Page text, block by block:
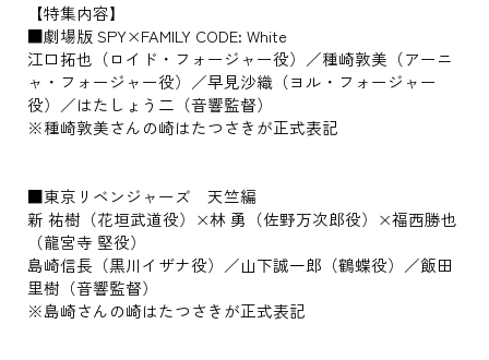
【特集内容】
■劇場版 SPY×FAMILY CODE: White
江口拓也（ロイド・フォージャー役）／種崎敦美（アーニ
ャ・フォージャー役）／早見沙織（ヨル・フォージャー
役）／はたしょう二（音響監督）
※種崎敦美さんの崎はたつさきが正式表記
■東京リベンジャーズ 天竺編
新 祐樹（花垣武道役）×林 勇（佐野万次郎役）×福西勝也
（龍宮寺 堅役）
島崎信長（黒川イザナ役）／山下誠一郎（鶴蝶役）／飯田
里樹（音響監督）
※島崎さんの崎はたつさきが正式表記